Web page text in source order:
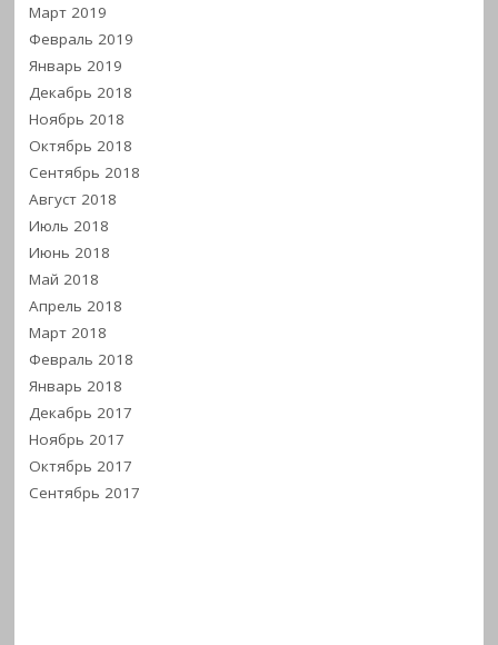
Март 2019
Февраль 2019
Январь 2019
Декабрь 2018
Ноябрь 2018
Октябрь 2018
Сентябрь 2018
Август 2018
Июль 2018
Июнь 2018
Май 2018
Апрель 2018
Март 2018
Февраль 2018
Январь 2018
Декабрь 2017
Ноябрь 2017
Октябрь 2017
Сентябрь 2017